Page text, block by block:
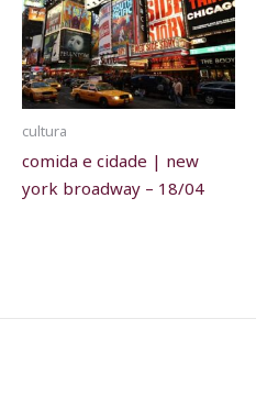
cultura
comida e cidade | new
york broadway – 18/04